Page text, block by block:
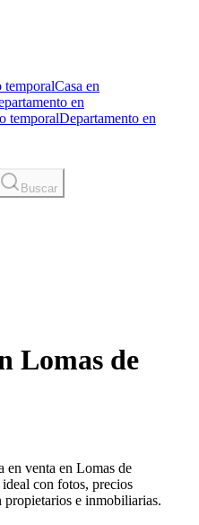
temporalCasa en
en
temporalDepartamento en
Buscar
Lomas de
en venta en Lomas de
con fotos, precios
e inmobiliarias.